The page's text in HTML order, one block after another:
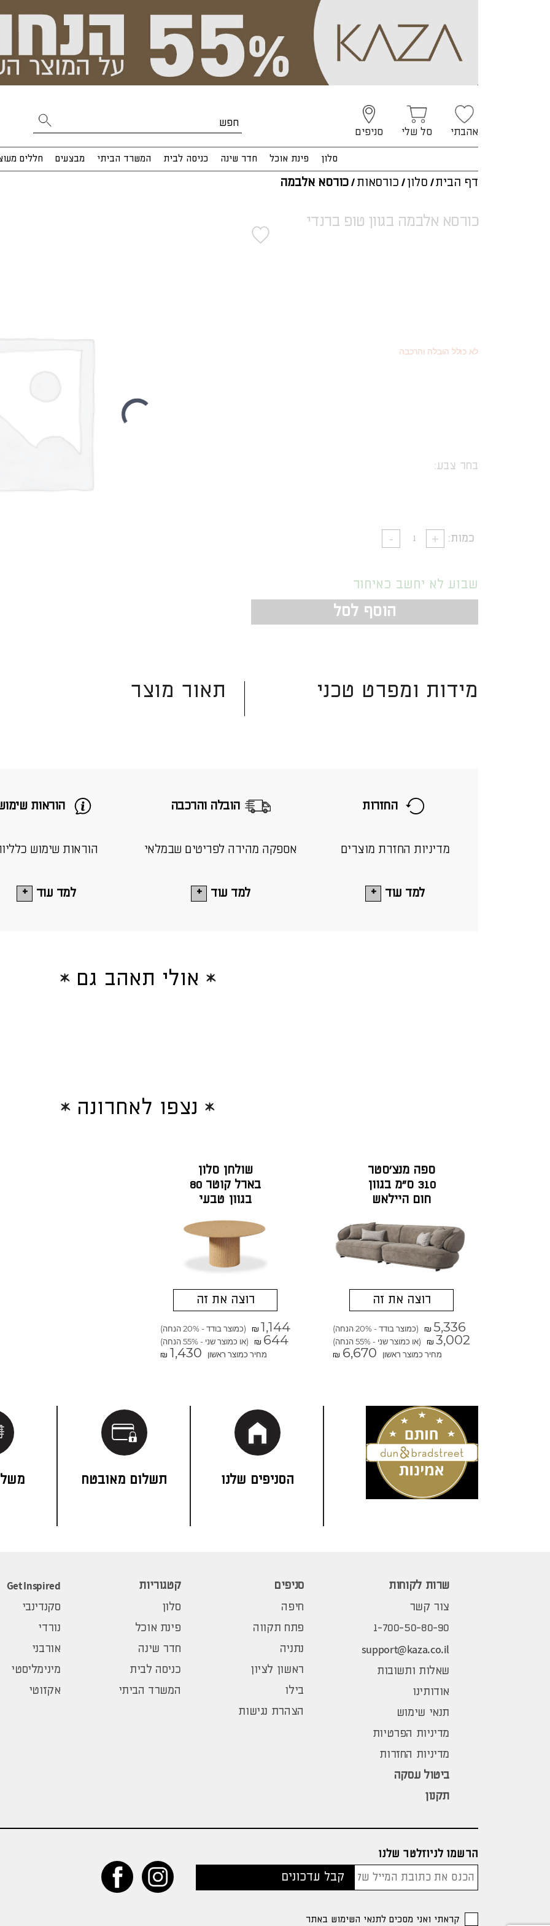
אהבתי סל שלי סניפים
סלון פינת אוכל חדר שינה כניסה לבית המשרד הביתי מבצעים חללים
דף הבית/ סלון / כורסאות/כורסא אלבמה
כורסא אלבמה בגוון טופ ברנדי
לא כולל הובלה והרכבה
בחר צבע:
כמות:
שבוע לא יחשב כאיחור
הוסף לסל
תאור מוצר מידות ומפרט טכני
הוראות
הוראות שימוש
למד עוד
הובלה והרכבה
אספקה מהירה לפריטים שבמלאי
למד עוד
החזרות
מדיניות החזרת מוצרים
למד עוד
אולי תאהב גם
נצפו לאחרונה
ספה מנצ'סטר
310 ס"מ בגוון
חום היילאש
רוצה את זה
₪ 5,336 (כמוצר בודד - 20% הנחה)
₪ 3,002
(או כמוצר שני - 55% הנחה)
מחיר כמוצר ראשון
₪ 6,670
שולחן סלון
בארל קוטר 80
בגוון טבעי
רוצה את זה
₪ 1,144 (כמוצר בודד - 20% הנחה)
₪ 644
(או כמוצר שני - 55% הנחה)
מחיר כמוצר ראשון
₪ 1,430
הסניפים שלנו תשלום מאובטח
שרות לקוחות
צור קשר
1-700-50-80-90
support@kaza.co.il
שאלות ותשובות
אודותינו
תנאי שימוש
מדיניות הפרטיות
מדיניות החזרות
ביטול עסקה
תקנון
סניפים
חיפה
פתח תקווה
נתניה
ראשון לציון
בילו
הצהרת נגישות
קטגוריות
סלון
פינת אוכל
חדר שינה
כניסה לבית
המשרד הביתי
Get Inspired
סקנדינבי
נורדי
אורבני
מינימליסטי
אקזוטי
הרשמו לניוזלטר שלנו
קראתי ואני מסכים לתנאי השימוש באתר